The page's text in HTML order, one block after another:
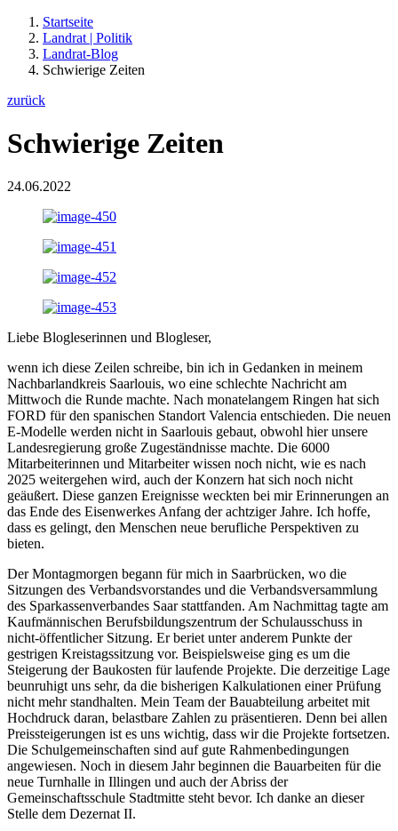
Startseite
Landrat | Politik
Landrat-Blog
Schwierige Zeiten
zurück
Schwierige Zeiten
24.06.2022
Liebe Blogleserinnen und Blogleser,
wenn ich diese Zeilen schreibe, bin ich in Gedanken in meinem
Nachbarlandkreis Saarlouis, wo eine schlechte Nachricht am
Mittwoch die Runde machte. Nach monatelangem Ringen hat sich
FORD für den spanischen Standort Valencia entschieden. Die neuen
E-Modelle werden nicht in Saarlouis gebaut, obwohl hier unsere
Landesregierung große Zugeständnisse machte. Die 6000
Mitarbeiterinnen und Mitarbeiter wissen noch nicht, wie es nach
2025 weitergehen wird, auch der Konzern hat sich noch nicht
geäußert. Diese ganzen Ereignisse weckten bei mir Erinnerungen an
das Ende des Eisenwerkes Anfang der achtziger Jahre. Ich hoffe,
dass es gelingt, den Menschen neue berufliche Perspektiven zu
bieten.
Der Montagmorgen begann für mich in Saarbrücken, wo die
Sitzungen des Verbandsvorstandes und die Verbandsversammlung
des Sparkassenverbandes Saar stattfanden. Am Nachmittag tagte am
Kaufmännischen Berufsbildungszentrum der Schulausschuss in
nicht-öffentlicher Sitzung. Er beriet unter anderem Punkte der
gestrigen Kreistagssitzung vor. Beispielsweise ging es um die
Steigerung der Baukosten für laufende Projekte. Die derzeitige Lage
beunruhigt uns sehr, da die bisherigen Kalkulationen einer Prüfung
nicht mehr standhalten. Mein Team der Bauabteilung arbeitet mit
Hochdruck daran, belastbare Zahlen zu präsentieren. Denn bei allen
Preissteigerungen ist es uns wichtig, dass wir die Projekte fortsetzen.
Die Schulgemeinschaften sind auf gute Rahmenbedingungen
angewiesen. Noch in diesem Jahr beginnen die Bauarbeiten für die
neue Turnhalle in Illingen und auch der Abriss der
Gemeinschaftsschule Stadtmitte steht bevor. Ich danke an dieser
Stelle dem Dezernat II.